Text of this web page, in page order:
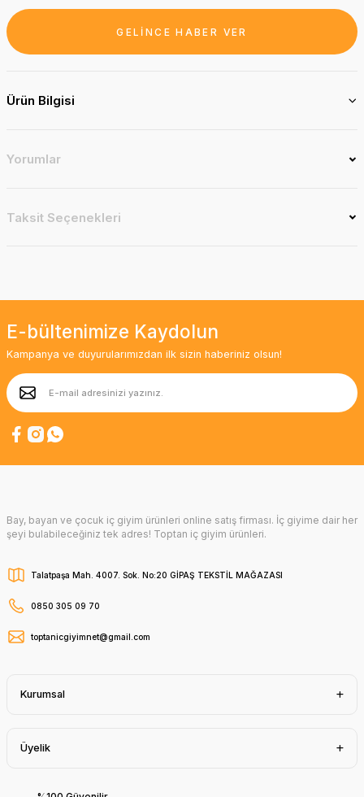
GELİNCE HABER VER
Ürün Bilgisi
Yorumlar
Taksit Seçenekleri
E-bültenimize Kaydolun
Kampanya ve duyurularımızdan ilk sizin haberiniz olsun!
Bay, bayan ve çocuk iç giyim ürünleri online satış firması. İç giyime dair her
şeyi bulabileceğiniz tek adres! Toptan iç giyim ürünleri.
Talatpaşa Mah. 4007. Sok. No:20 GİPAŞ TEKSTİL MAĞAZASI
0850 305 09 70
toptanicgiyimnet@gmail.com
Kurumsal
Üyelik